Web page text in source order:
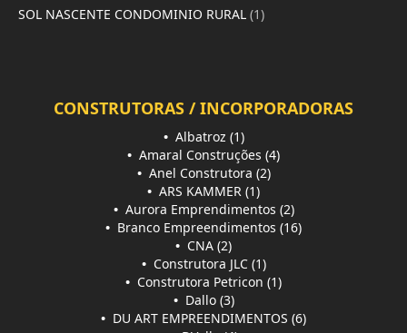
SOL NASCENTE CONDOMINIO RURAL (1)
CONSTRUTORAS / INCORPORADORAS
• Albatroz (1)
• Amaral Construções (4)
• Anel Construtora (2)
• ARS KAMMER (1)
• Aurora Emprendimentos (2)
• Branco Empreendimentos (16)
• CNA (2)
• Construtora JLC (1)
• Construtora Petricon (1)
• Dallo (3)
• DU ART EMPREENDIMENTOS (6)